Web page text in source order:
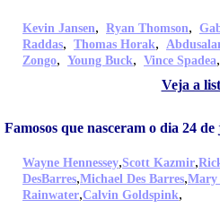
Kevin Jansen, Ryan Thomson,
Raddas, Thomas Horak,
Zongo, Young Buck, Vince Spadea,
Veja a
Famosos que nasceram o dia 24
Wayne Hennessey,Scott Kazmir,
DesBarres,Michael Des Barres,Mary
Rainwater,Calvin Goldspink,